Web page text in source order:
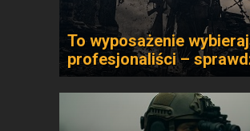
To wyposażenie
profesjonaliści –